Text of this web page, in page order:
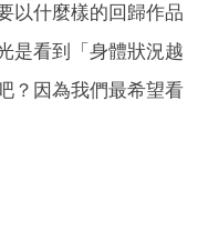
以什麼樣的回歸作品
是看到「身體狀況越
？因為我們最希望看